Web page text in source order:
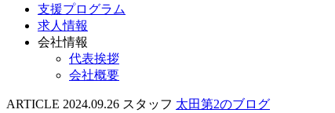
支援プログラム
求人情報
会社情報
代表挨拶
会社概要
ARTICLE 2024.09.26 スタッフ 太田第2のブログ